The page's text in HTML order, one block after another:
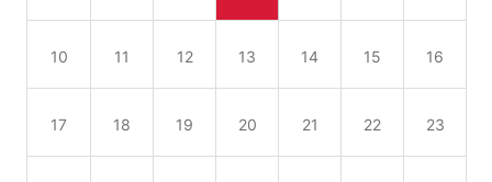
10 11 12 13 14 15 16
17 18 19 20 21 22 23